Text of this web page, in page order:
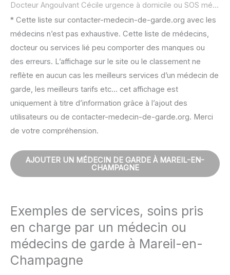
Docteur Angoulvant Cécile urgence à domicile ou SOS médecin :
* Cette liste sur contacter-medecin-de-garde.org avec les
médecins n’est pas exhaustive. Cette liste de médecins,
docteur ou services lié peu comporter des manques ou
des erreurs. L’affichage sur le site ou le classement ne
reflète en aucun cas les meilleurs services d’un médecin de
garde, les meilleurs tarifs etc… cet affichage est
uniquement à titre d’information grâce à l’ajout des
utilisateurs ou de contacter-medecin-de-garde.org. Merci
de votre compréhension.
AJOUTER UN MÉDECIN DE GARDE À MAREIL-EN-
CHAMPAGNE
Exemples de services, soins pris
en charge par un médecin ou
médecins de garde à Mareil-en-
Champagne